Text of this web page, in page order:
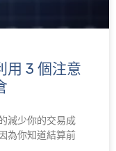
用 3 個注意
減少你的交易成
為你知道結算前